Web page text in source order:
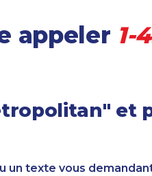
appeler 1-
et
un texte vous